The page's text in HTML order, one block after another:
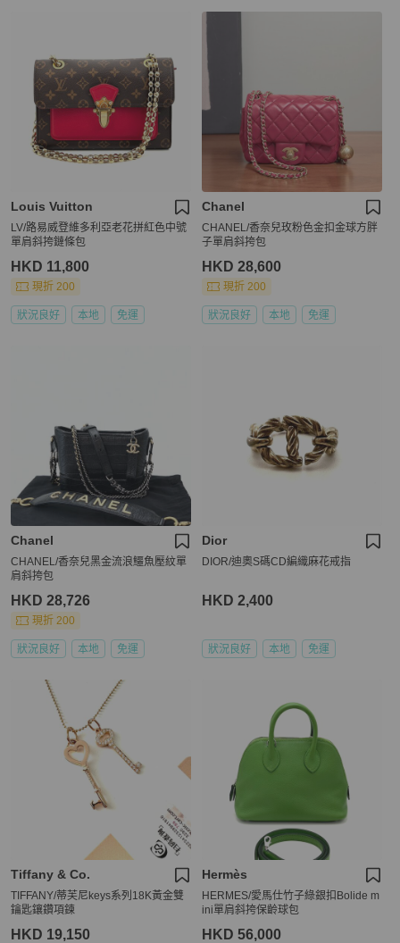
Louis Vuitton
LV/路易威登維多利亞老花拼紅色中號
單肩斜挎鏈條包
HKD 11,800
現折 200
狀況良好 本地 免運
Chanel
CHANEL/香奈兒玫粉色金扣金球方胖
子單肩斜挎包
HKD 28,600
現折 200
狀況良好 本地 免運
Chanel
CHANEL/香奈兒黑金流浪鱷魚壓紋單
肩斜挎包
HKD 28,726
現折 200
狀況良好 本地 免運
Dior
DIOR/迪奧S碼CD編織麻花戒指
HKD 2,400
狀況良好 本地 免運
Tiffany & Co.
TIFFANY/蒂芙尼keys系列18K黃金雙
鑰匙鑲鑽項鍊
HKD 19,150
Hermès
HERMES/愛馬仕竹子綠銀扣Bolide m
ini單肩斜挎保齡球包
HKD 56,000